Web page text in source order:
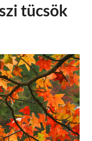
tücsök